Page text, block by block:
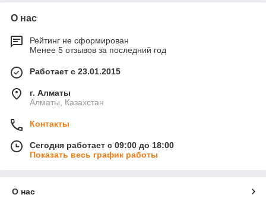
О нас
Рейтинг не сформирован
Менее 5 отзывов за последний год
Работает с 23.01.2015
г. Алматы
Алматы, Казахстан
Контакты
Сегодня работает с 09:00 до 18:00
Показать весь график работы
О нас